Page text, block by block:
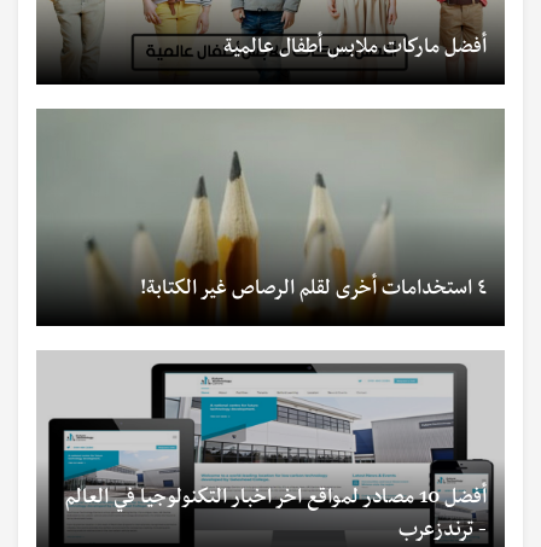
أفضل ماركات ملابس أطفال عالمية
٤ استخدامات أخرى لقلم الرصاص غير الكتابة!
أفضل 10 مصادر لمواقع اخر اخبار التكنولوجيا في العالم
- ترندزعرب